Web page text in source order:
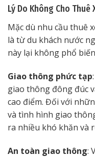
Lý Do Không Cho Thuê
Mặc dù nhu cầu thuê
là từ du khách nước
này lại không phổ
Giao thông phức tạp
giao thông đông đúc
cao điểm. Đối với
và tình hình giao
ra nhiều khó khăn và
An toàn giao thông: